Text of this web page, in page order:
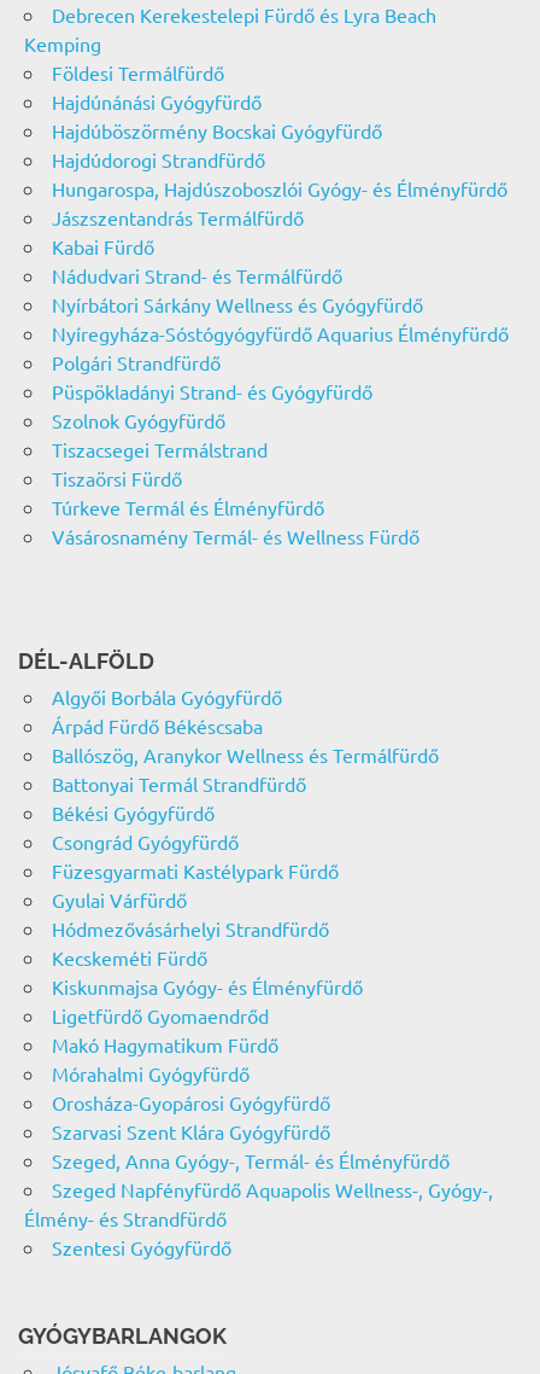
Debrecen Kerekestelepi Fürdő és Lyra Beach
Kemping
Földesi Termálfürdő
Hajdúnánási Gyógyfürdő
Hajdúböszörmény Bocskai Gyógyfürdő
Hajdúdorogi Strandfürdő
Hungarospa, Hajdúszoboszlói Gyógy- és Élményfürdő
Jászszentandrás Termálfürdő
Kabai Fürdő
Nádudvari Strand- és Termálfürdő
Nyírbátori Sárkány Wellness és Gyógyfürdő
Nyíregyháza-Sóstógyógyfürdő Aquarius Élményfürdő
Polgári Strandfürdő
Püspökladányi Strand- és Gyógyfürdő
Szolnok Gyógyfürdő
Tiszacsegei Termálstrand
Tiszaörsi Fürdő
Túrkeve Termál és Élményfürdő
Vásárosnamény Termál- és Wellness Fürdő
DÉL-ALFÖLD
Algyői Borbála Gyógyfürdő
Árpád Fürdő Békéscsaba
Ballószög, Aranykor Wellness és Termálfürdő
Battonyai Termál Strandfürdő
Békési Gyógyfürdő
Csongrád Gyógyfürdő
Füzesgyarmati Kastélypark Fürdő
Gyulai Várfürdő
Hódmezővásárhelyi Strandfürdő
Kecskeméti Fürdő
Kiskunmajsa Gyógy- és Élményfürdő
Ligetfürdő Gyomaendrőd
Makó Hagymatikum Fürdő
Mórahalmi Gyógyfürdő
Orosháza-Gyopárosi Gyógyfürdő
Szarvasi Szent Klára Gyógyfürdő
Szeged, Anna Gyógy-, Termál- és Élményfürdő
Szeged Napfényfürdő Aquapolis Wellness-, Gyógy-,
Élmény- és Strandfürdő
Szentesi Gyógyfürdő
GYÓGYBARLANGOK